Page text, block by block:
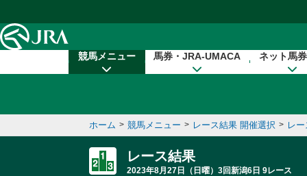
競馬メニュー 馬券・JRA-UMACA ネット馬
ホーム > 競馬メニュー > レース結果 開催選択 > レ
レース結果
2023年8月27日（日曜）3回新潟6日 9レース